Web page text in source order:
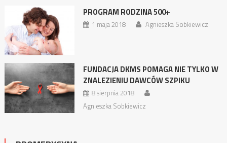
PROGRAM RODZINA 500+
1 maja 2018 Agnieszka Sobkiewicz
FUNDACJA DKMS POMAGA NIE TYLKO W
ZNALEZIENIU DAWCÓW SZPIKU
8 sierpnia 2018
Agnieszka Sobkiewicz